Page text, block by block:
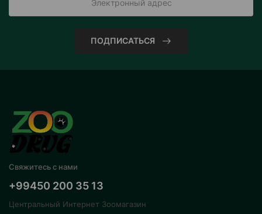
ПОДПИСАТЬСЯ
Свяжитесь с нами
+99450 200 35 13
Центральный Интернет Зоомагазин